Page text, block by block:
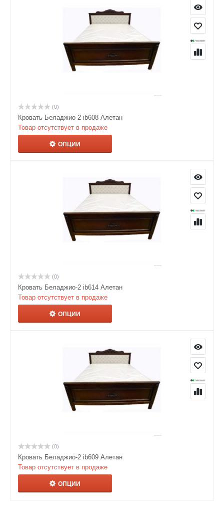
(0)
Кровать Беладжио-2 ib608 Алетан
Товар отсутствует в продаже
ОПЦИИ
(0)
Кровать Беладжио-2 ib614 Алетан
Товар отсутствует в продаже
ОПЦИИ
(0)
Кровать Беладжио-2 ib609 Алетан
Товар отсутствует в продаже
ОПЦИИ